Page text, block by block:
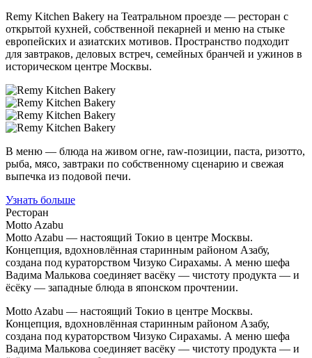
Remy Kitchen Bakery на Театральном проезде — ресторан с
открытой кухней, собственной пекарней и меню на стыке
европейских и азиатских мотивов. Пространство подходит
для завтраков, деловых встреч, семейных бранчей и ужинов в
историческом центре Москвы.
В меню — блюда на живом огне, raw-позиции, паста, ризотто,
рыба, мясо, завтраки по собственному сценарию и свежая
выпечка из подовой печи.
Узнать больше
Ресторан
Motto Azabu
Motto Azabu — настоящий Токио в центре Москвы.
Концепция, вдохновлённая старинным районом Азабу,
создана под кураторством Чизуко Сирахамы. А меню шефа
Вадима Малькова соединяет васёку — чистоту продукта — и
ёсёку — западные блюда в японском прочтении.
Motto Azabu — настоящий Токио в центре Москвы.
Концепция, вдохновлённая старинным районом Азабу,
создана под кураторством Чизуко Сирахамы. А меню шефа
Вадима Малькова соединяет васёку — чистоту продукта — и